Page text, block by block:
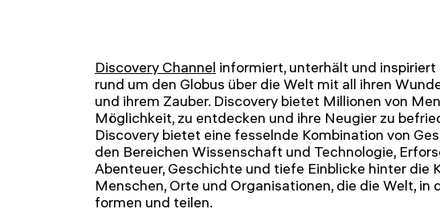
Discovery Channel informiert, unterhält und inspiriert
rund um den Globus über die Welt mit all ihren
und ihrem Zauber. Discovery bietet Millionen von
Möglichkeit, zu entdecken und ihre Neugier zu
Discovery bietet eine fesselnde Kombination von
den Bereichen Wissenschaft und Technologie,
Abenteuer, Geschichte und tiefe Einblicke hinter die
Menschen, Orte und Organisationen, die die Welt, in
formen und teilen.